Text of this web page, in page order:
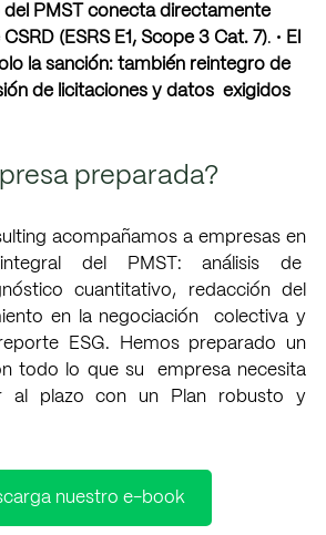
del PMST conecta directamente
(ESRS E1, Scope 3 Cat. 7). • El
la sanción: también reintegro de
de licitaciones y datos  exigidos
preparada?
acompañamos a empresas en
del PMST: análisis de
cuantitativo, redacción del
en la negociación  colectiva y
ESG. Hemos preparado un
todo lo que su  empresa necesita
al plazo con un Plan robusto y
nuestro e-book